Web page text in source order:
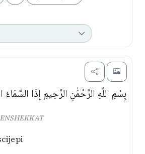
je dostupan samo u arapskom
بِسْمِ اللَّهِ الرَّحْمَٰنِ الرَّحِيمِ إِذَا